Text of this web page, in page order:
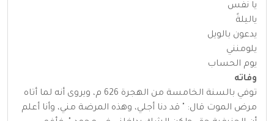
يا نفس
ياليلةً
يدعون بالويل
يلومنني
يوم الحساب
وفاته
توفي بالسنة الخامسة من الهجرة 626 م، ويروى أنه لما أتاه
مرض الموت قال: " قد دنا أجلي، وهذه المرضة مني، وأنا أعلم